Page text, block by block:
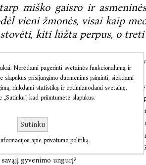
miško gaisro ir
vieni žmonės, visai kaip
kiti lūžta perpus, o treti
ir žmones: mįslingiausios
labiausiai tinkama žvejams, galiu
nuo žanro rėmų, literatūrinių klišių ir
taip, kaip tas sunkiai pagaunamas ir
nuostabiai įdomi, netikėtos
apie ungurio istoriją autorius
gyvenimą ir mirtį: kas aš esu? Iš kur
gyvenimo ungurį?
Norėdami pagerinti svetainės funkcionalumą ir
slapukus prisijungimo duomenims įsiminti, siekdami
rinkdami statistiką ir optimizuodami svetainę.
„Sutinku“, kad priimtumėte slapukus.
Sutinku
apie privatumo politiką.